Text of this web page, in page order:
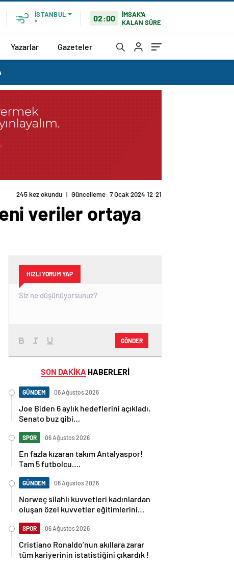
İSTANBUL
°
02:00
İMSAK'A
KALAN SÜRE
Yazarlar Gazeteler
245 kez okundu | Güncelleme: 7 Ocak 2024 12:21
veriler ortaya
HIZLI YORUM YAP
GÖNDER
SON DAKİKA HABERLERİ
GÜNDEM 06 Ağustos 2026
Joe Biden 6 aylık hedeflerini açıkladı.
Senato buz gibi…
SPOR 06 Ağustos 2026
En fazla kızaran takım Antalyaspor!
Tam 5 futbolcu….
GÜNDEM 06 Ağustos 2026
Norweç silahlı kuvvetleri kadınlardan
oluşan özel kuvvetler eğitimlerini
SPOR 06 Ağustos 2026
Cristiano Ronaldo’nun akıllara zarar
tüm kariyerinin istatistiğini çıkardık !